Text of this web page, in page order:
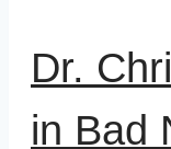
Dr.
in Bad